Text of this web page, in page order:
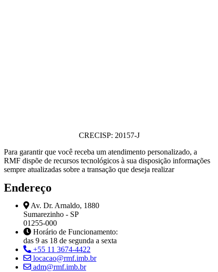
CRECISP: 20157-J
Para garantir que você receba um atendimento personalizado, a
RMF dispõe de recursos tecnológicos à sua disposição informações
sempre atualizadas sobre a transação que deseja realizar
Endereço
Av. Dr. Arnaldo, 1880
Sumarezinho - SP
01255-000
Horário de Funcionamento:
das 9 as 18 de segunda a sexta
+55 11 3674-4422
locacao@rmf.imb.br
adm@rmf.imb.br